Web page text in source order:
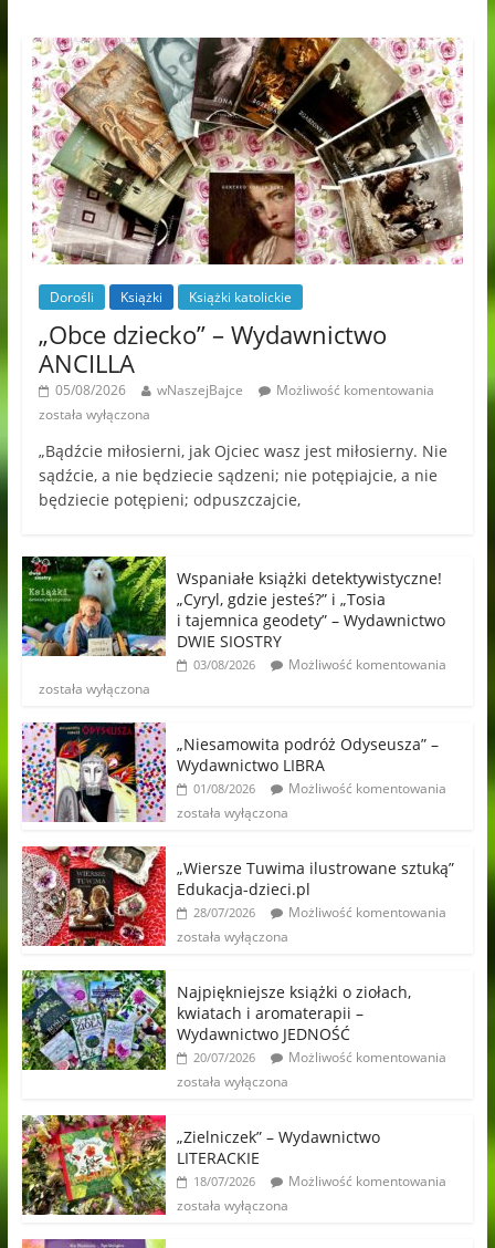
Dorośli Książki Książki katolickie
„Obce dziecko” – Wydawnictwo
ANCILLA
05/08/2026 wNaszejBajce
Możliwość komentowania
została wyłączona
„Bądźcie miłosierni, jak Ojciec wasz jest miłosierny. Nie
sądźcie, a nie będziecie sądzeni; nie potępiajcie, a nie
będziecie potępieni; odpuszczajcie,
Wspaniałe książki detektywistyczne!
„Cyryl, gdzie jesteś?” i „Tosia
i tajemnica geodety” – Wydawnictwo
DWIE SIOSTRY
03/08/2026
Możliwość komentowania
została wyłączona
„Niesamowita podróż Odyseusza” –
Wydawnictwo LIBRA
01/08/2026
Możliwość komentowania
została wyłączona
„Wiersze Tuwima ilustrowane sztuką”
Edukacja-dzieci.pl
28/07/2026
Możliwość komentowania
została wyłączona
Najpiękniejsze książki o ziołach,
kwiatach i aromaterapii –
Wydawnictwo JEDNOŚĆ
20/07/2026
Możliwość komentowania
została wyłączona
„Zielniczek” – Wydawnictwo
LITERACKIE
18/07/2026
Możliwość komentowania
została wyłączona